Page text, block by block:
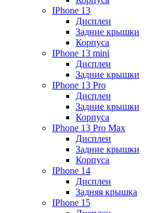
IPhone 13
Дисплеи
Задние крышки
Корпуса
IPhone 13 mini
Дисплеи
Задние крышки
IPhone 13 Pro
Дисплеи
Задние крышки
Корпуса
IPhone 13 Pro Max
Дисплеи
Задние крышки
Корпуса
IPhone 14
Дисплеи
Задняя крышка
IPhone 15